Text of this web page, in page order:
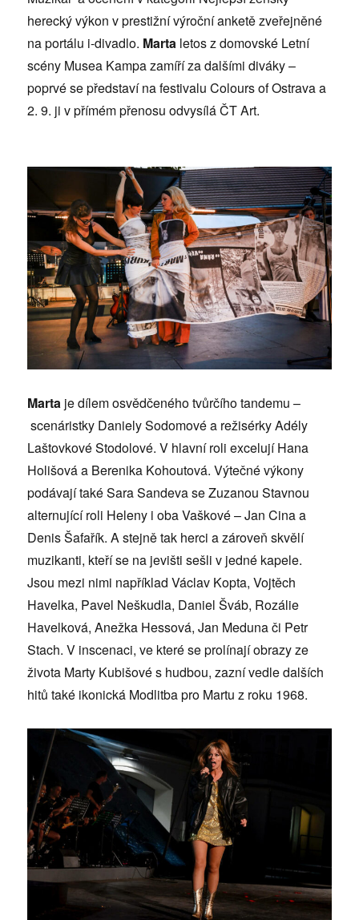
herecký výkon v prestižní výroční anketě zveřejněné
na portálu i-divadlo. Marta letos z domovské Letní
scény Musea Kampa zamíří za dalšími diváky –
poprvé se představí na festivalu Colours of Ostrava a
2. 9. ji v přímém přenosu odvysílá ČT Art.
Marta je dílem osvědčeného tvůrčího tandemu –
scenáristky Daniely Sodomové a režisérky Adély
Laštovkové Stodolové. V hlavní roli excelují Hana
Holišová a Berenika Kohoutová. Výtečné výkony
podávají také Sara Sandeva se Zuzanou Stavnou
alternující roli Heleny i oba Vaškové – Jan Cina a
Denis Šafařík. A stejně tak herci a zároveň skvělí
muzikanti, kteří se na jevišti sešli v jedné kapele.
Jsou mezi nimi například Václav Kopta, Vojtěch
Havelka, Pavel Neškudla, Daniel Šváb, Rozálie
Havelková, Anežka Hessová, Jan Meduna či Petr
Stach. V inscenaci, ve které se prolínají obrazy ze
života Marty Kubišové s hudbou, zazní vedle dalších
hitů také ikonická Modlitba pro Martu z roku 1968.